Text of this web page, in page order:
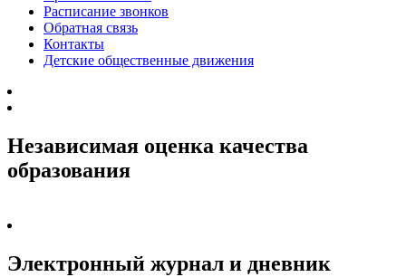
Расписание звонков
Обратная связь
Контакты
Детские общественные движения
Независимая оценка качества
образования
Электронный журнал и дневник